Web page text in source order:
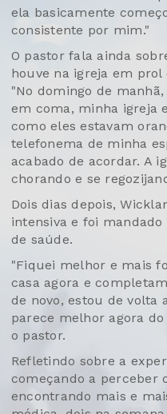
ela basicamente
consistente por mim."
O pastor fala ainda
houve na igreja em
"No domingo de
em coma, minha igreja
como eles estavam
telefonema de minha
acabado de acordar. A
chorando e se
Dois dias depois,
intensiva e foi
de saúde.
"Fiquei melhor e mais
casa agora e
de novo, estou de volta
parece melhor agora
o pastor.
Refletindo sobre a
começando a perceber
encontrando mais e